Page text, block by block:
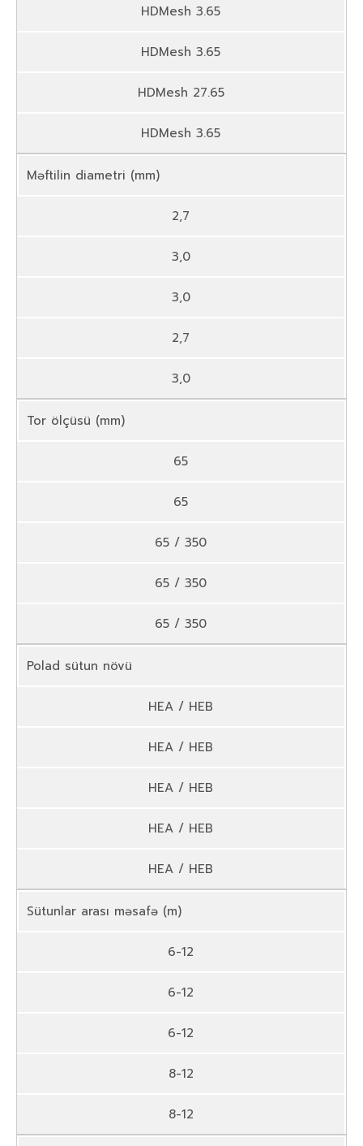
HDMesh 3.65
HDMesh 3.65
HDMesh 27.65
HDMesh 3.65
Məftilin diametri (mm)
2,7
3,0
3,0
2,7
3,0
Tor ölçüsü (mm)
65
65
65 / 350
65 / 350
65 / 350
Polad sütun növü
HEA / HEB
HEA / HEB
HEA / HEB
HEA / HEB
HEA / HEB
Sütunlar arası məsafə (m)
6-12
6-12
6-12
8-12
8-12